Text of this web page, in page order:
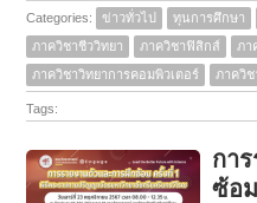
Categories: ข่าวทั่วไป ทุนการศึกษา
ภาควิชาชีววิทยา
ภาควิชาฟิสิกส์
ภา
ภาควิชาวิทยาการคอมพิวเตอร์
ภาควิช
Tags:
กา
ซ้อ